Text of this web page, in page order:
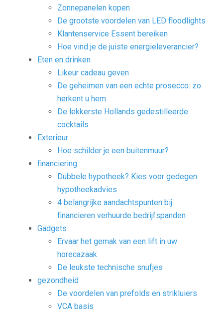
Zonnepanelen kopen
De grootste voordelen van LED floodlights
Klantenservice Essent bereiken
Hoe vind je de juiste energieleverancier?
Eten en drinken
Likeur cadeau geven
De geheimen van een echte prosecco: zo
herkent u hem
De lekkerste Hollands gedestilleerde
cocktails
Exterieur
Hoe schilder je een buitenmuur?
financiering
Dubbele hypotheek? Kies voor gedegen
hypotheekadvies
4 belangrijke aandachtspunten bij
financieren verhuurde bedrijfspanden
Gadgets
Ervaar het gemak van een lift in uw
horecazaak
De leukste technische snufjes
gezondheid
De voordelen van prefolds en strikluiers
VCA basis